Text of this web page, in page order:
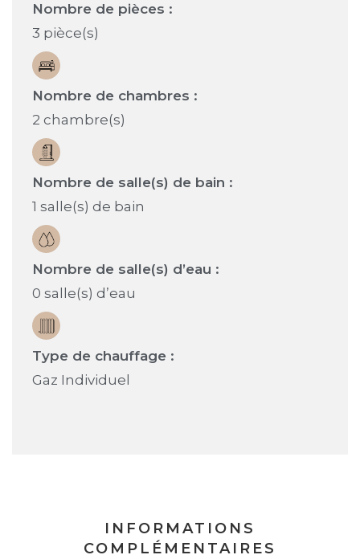
Nombre de pièces :
3 pièce(s)
Nombre de chambres :
2 chambre(s)
Nombre de salle(s) de bain :
1 salle(s) de bain
Nombre de salle(s) d’eau :
0 salle(s) d’eau
Type de chauffage :
Gaz Individuel
INFORMATIONS
COMPLÉMENTAIRES